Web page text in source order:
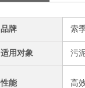
品牌 索
适用对象 污
性能 高